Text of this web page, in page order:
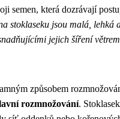
semen, která dozrávají
stoklaseku jsou malá, lehká
jejich šíření
způsobem
rozmnožování.